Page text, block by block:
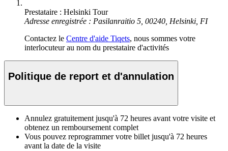
Prestataire : Helsinki Tour
Adresse enregistrée : Pasilanraitio 5, 00240, Helsinki, FI
Contactez le Centre d'aide Tiqets, nous sommes votre
interlocuteur au nom du prestataire d'activités
Politique de report et d'annulation
Annulez gratuitement jusqu'à 72 heures avant votre visite et
obtenez un remboursement complet
Vous pouvez reprogrammer votre billet jusqu'à 72 heures
avant la date de la visite